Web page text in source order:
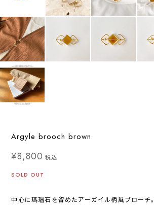
Argyle brooch brown
¥8,800 税込
SOLD OUT
中心に瑪瑙石を留めたアーガイル柄風ブローチ。